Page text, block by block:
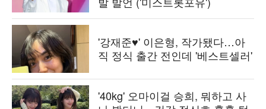
'강재준♥' 이은형, 작가됐다…아
직 정식 출간 전인데 '베스트셀러'
'40kg' 오마이걸 승희, 뭐하고 사